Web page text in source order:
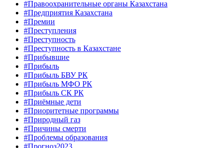
#Правоохранительные органы Казахстана
#Предприятия Казахстана
#Премии
#Преступления
#Преступность
#Преступность в Казахстане
#Прибывшие
#Прибыль
#Прибыль БВУ РК
#Прибыль МФО РК
#Прибыль СК РК
#Приёмные дети
#Приоритетные программы
#Природный газ
#Причины смерти
#Проблемы образования
#Прогноз2023